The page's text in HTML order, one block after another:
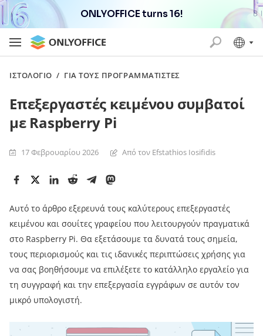
ONLYOFFICE turns 16!
ΙΣΤΟΛΌΓΙΟ / ΓΙΑ ΤΟΥΣ ΠΡΟΓΡΑΜΜΑΤΙΣΤΈΣ
Επεξεργαστές κειμένου συμβατοί
με Raspberry Pi
17 Φεβρουαρίου 2026 Από τον Efstathios Iosifidis
Αυτό το άρθρο εξερευνά τους καλύτερους επεξεργαστές
κειμένου και σουίτες γραφείου που λειτουργούν πραγματικά
στο Raspberry Pi. Θα εξετάσουμε τα δυνατά τους σημεία,
τους περιορισμούς και τις ιδανικές περιπτώσεις χρήσης για
να σας βοηθήσουμε να επιλέξετε το κατάλληλο εργαλείο για
τη συγγραφή και την επεξεργασία εγγράφων σε αυτόν τον
μικρό υπολογιστή.